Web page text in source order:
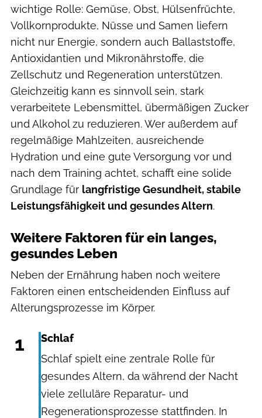
wichtige Rolle: Gemüse, Obst, Hülsenfrüchte,
Vollkornprodukte, Nüsse und Samen liefern
nicht nur Energie, sondern auch Ballaststoffe,
Antioxidantien und Mikronährstoffe, die
Zellschutz und Regeneration unterstützen.
Gleichzeitig kann es sinnvoll sein, stark
verarbeitete Lebensmittel, übermäßigen Zucker
und Alkohol zu reduzieren. Wer außerdem auf
regelmäßige Mahlzeiten, ausreichende
Hydration und eine gute Versorgung vor und
nach dem Training achtet, schafft eine solide
Grundlage für langfristige Gesundheit, stabile
Leistungsfähigkeit und gesundes Altern.
Weitere Faktoren für ein langes,
gesundes Leben
Neben der Ernährung haben noch weitere
Faktoren einen entscheidenden Einfluss auf
Alterungsprozesse im Körper.
1
Schlaf
Schlaf spielt eine zentrale Rolle für
gesundes Altern, da während der Nacht
viele zelluläre Reparatur- und
Regenerationsprozesse stattfinden. In